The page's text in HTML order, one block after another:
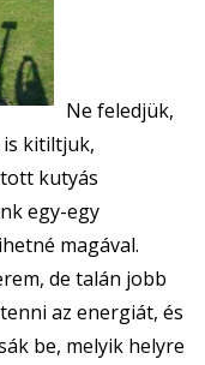
Ne feledjük,
is kitiltjuk,
kutyás
egy-egy
magával.
de talán jobb
az energiát, és
be, melyik helyre